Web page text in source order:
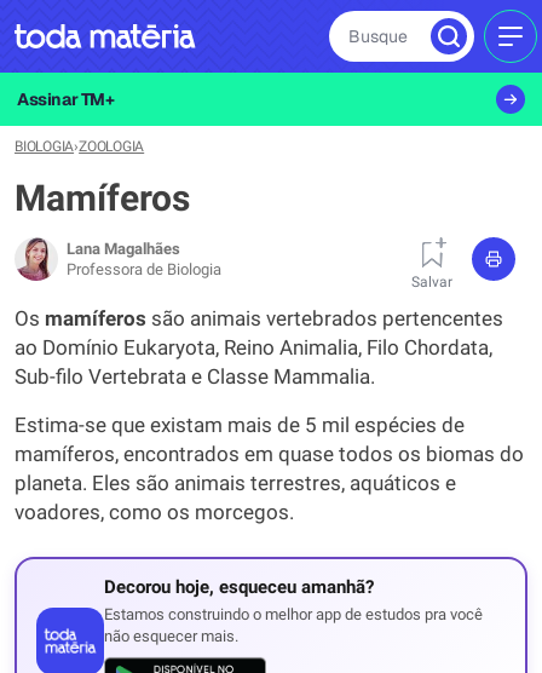
Busque
Assinar TM+
BIOLOGIA›ZOOLOGIA
Mamíferos
Lana Magalhães
Professora de Biologia
Salvar
Os mamíferos são animais vertebrados pertencentes
ao Domínio Eukaryota, Reino Animalia, Filo Chordata,
Sub-filo Vertebrata e Classe Mammalia.
Estima-se que existam mais de 5 mil espécies de
mamíferos, encontrados em quase todos os biomas do
planeta. Eles são animais terrestres, aquáticos e
voadores, como os morcegos.
Decorou hoje, esqueceu amanhã?
Estamos construindo o melhor app de estudos pra você
não esquecer mais.